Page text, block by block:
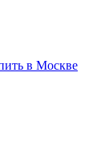
в Москве